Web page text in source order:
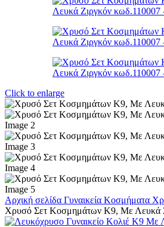
Click to enlarge
Αρχική σελίδα Γυναικεία Κοσμήματα
Χρυσό Σετ Κοσμημάτων Κ9, Με Λευκά